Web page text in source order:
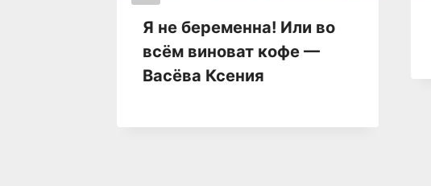
Я не беременна! Или во
всём виноват кофе —
Васёва Ксения